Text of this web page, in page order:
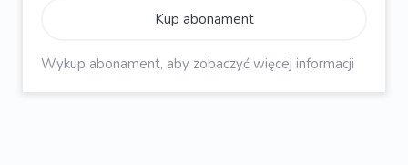
Kup abonament
Wykup abonament, aby zobaczyć więcej informacji